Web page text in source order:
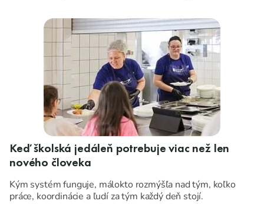
Keď školská jedáleň potrebuje viac než len
nového človeka
Kým systém funguje, málokto rozmýšľa nad tým, koľko
práce, koordinácie a ľudí za tým každý deň stojí.